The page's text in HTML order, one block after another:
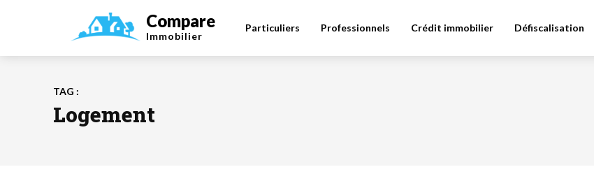
Compare
Immobilier
Particuliers Professionnels Crédit immobilier Défiscalisation
TAG :
Logement